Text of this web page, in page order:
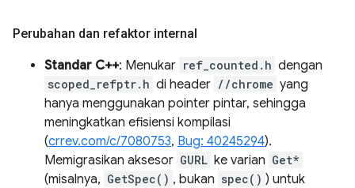
Perubahan dan refaktor internal
Standar C++: Menukar ref_counted.h dengan
scoped_refptr.h di header //chrome yang
hanya menggunakan pointer pintar, sehingga
meningkatkan efisiensi kompilasi
(crrev.com/c/7080753, Bug: 40245294).
Memigrasikan aksesor GURL ke varian Get*
(misalnya, GetSpec() , bukan spec() ) untuk